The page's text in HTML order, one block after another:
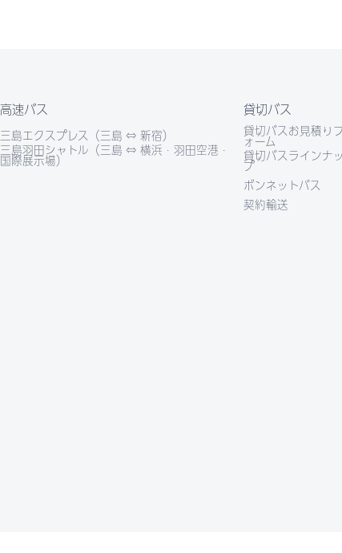
高速バス
三島エクスプレス（三島 ⇔ 新宿）
三島羽田シャトル（三島 ⇔ 横浜・羽田空港・
国際展示場）
貸切バス
貸切バスお見積りフ
ォーム
貸切バスラインナッ
プ
ボンネットバス
契約輸送